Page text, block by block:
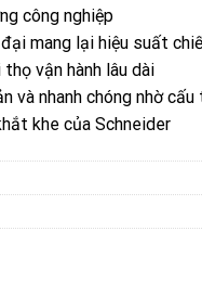
công nghiệp
mang lại hiệu suất
vận hành lâu dài
và nhanh chóng nhờ
khe của Schneider